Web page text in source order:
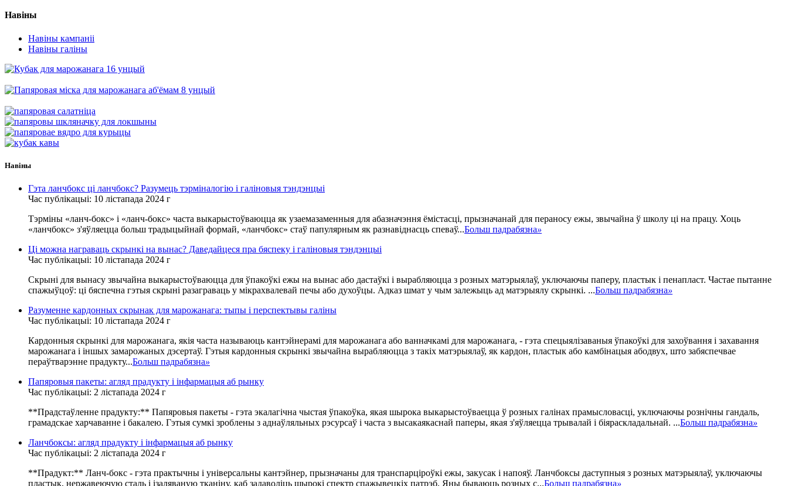
Навіны
Навіны кампаніі
Навіны галіны
Навіны
Гэта ланчбокс ці ланчбокс? Разумець тэрміналогію і галіновыя тэндэнцыі
Час публікацыі: 10 лістапада 2024 г
Тэрміны «ланч-бокс» і «ланч-бокс» часта выкарыстоўваюцца як узаемазаменныя для абазначэння ёмістасці, прызначанай для пераносу ежы, звычайна ў школу ці на працу. Хоць
«ланчбокс» з'яўляецца больш традыцыйнай формай, «ланчбокс» стаў папулярным як разнавіднасць спеваў...Больш падрабязна»
Ці можна награваць скрынкі на вынас? Даведайцеся пра бяспеку і галіновыя тэндэнцыі
Час публікацыі: 10 лістапада 2024 г
Скрыні для вынасу звычайна выкарыстоўваюцца для ўпакоўкі ежы на вынас або дастаўкі і вырабляюцца з розных матэрыялаў, уключаючы паперу, пластык і пенапласт. Частае пытанне
спажыўцоў: ці бяспечна гэтыя скрыні разаграваць у мікрахвалевай печы або духоўцы. Адказ шмат у чым залежыць ад матэрыялу скрынкі. ...Больш падрабязна»
Разуменне кардонных скрынак для марожанага: тыпы і перспектывы галіны
Час публікацыі: 10 лістапада 2024 г
Кардонныя скрынкі для марожанага, якія часта называюць кантэйнерамі для марожанага або ванначкамі для марожанага, - гэта спецыялізаваныя ўпакоўкі для захоўвання і захавання
марожанага і іншых замарожаных дэсертаў. Гэтыя кардонныя скрынкі звычайна вырабляюцца з такіх матэрыялаў, як кардон, пластык або камбінацыя абодвух, што забяспечвае
пераўтварэнне прадукту...Больш падрабязна»
Папяровыя пакеты: агляд прадукту і інфармацыя аб рынку
Час публікацыі: 2 лістапада 2024 г
**Прадстаўленне прадукту:** Папяровыя пакеты - гэта экалагічна чыстая ўпакоўка, якая шырока выкарыстоўваецца ў розных галінах прамысловасці, уключаючы рознічны гандаль,
грамадскае харчаванне і бакалею. Гэтыя сумкі зроблены з аднаўляльных рэсурсаў і часта з высакаякаснай паперы, якая з'яўляецца трывалай і біяраскладальнай. ...Больш падрабязна»
Ланчбоксы: агляд прадукту і інфармацыя аб рынку
Час публікацыі: 2 лістапада 2024 г
**Прадукт:** Ланч-бокс - гэта практычны і універсальны кантэйнер, прызначаны для транспарціроўкі ежы, закусак і напояў. Ланчбоксы даступныя з розных матэрыялаў, уключаючы
пластык, нержавеючую сталь і ізаляваную тканіну, каб задаволіць шырокі спектр спажывецкіх патрэб. Яны бываюць розных с...Больш падрабязна»